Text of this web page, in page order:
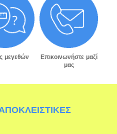
μεγεθών
Επικοινωνήστε μαζί
μας